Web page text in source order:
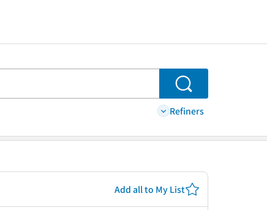
Search
Refiners
Add all to My List